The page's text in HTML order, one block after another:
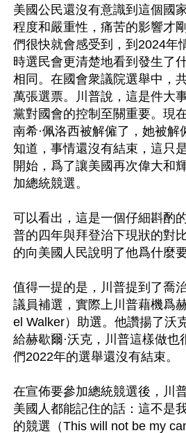
美國公民還沒有意識到這個國
程度和嚴重性，痛苦的影響才
們很快就會感受到，到2024年
時選民會更清楚地看到發生了
相同。在國會衆議院選舉中，
萬張選票。川普說，這是件大
黨對國會的控制至關重要。現
南希·佩洛西被解僱了，她被解
知道，事情還沒有結束，這只
開始，爲了讓美國再次偉大和
加總統競選。
可以看出，這是一個仔細斟酌
普的四年與拜登治下現狀的對
的向美國人民說明了他爲什麼
值得一提的是，川普提到了喬
議員補選，實際上川普藉機爲
el Walker）助選。他讚揚了沃
給赫歇爾·沃克，川普這樣做也
們2022年的選舉還沒有結束。
在宣佈要參加總統競選後，川
美國人都能記住的話：這不是
的競選（This will not be my